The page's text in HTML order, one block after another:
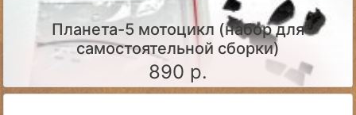
Планета-5 мотоцикл (набор для
самостоятельной сборки)
890 р.